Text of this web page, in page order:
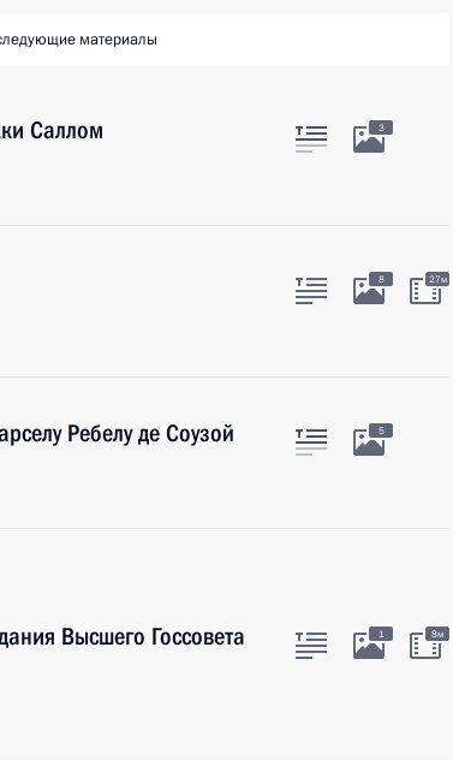
материалы
Саллом 3
8 27м
Ребелу де Соузой 5
Высшего Госсовета
1 8м